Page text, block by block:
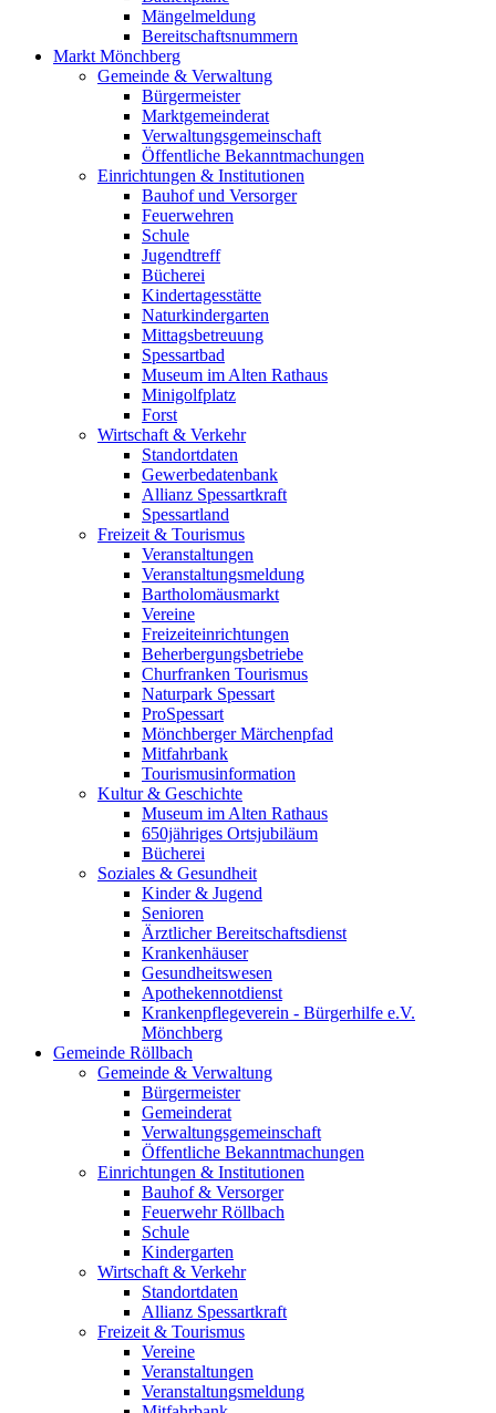
Mängelmeldung
Bereitschaftsnummern
Markt Mönchberg
Gemeinde & Verwaltung
Bürgermeister
Marktgemeinderat
Verwaltungsgemeinschaft
Öffentliche Bekanntmachungen
Einrichtungen & Institutionen
Bauhof und Versorger
Feuerwehren
Schule
Jugendtreff
Bücherei
Kindertagesstätte
Naturkindergarten
Mittagsbetreuung
Spessartbad
Museum im Alten Rathaus
Minigolfplatz
Forst
Wirtschaft & Verkehr
Standortdaten
Gewerbedatenbank
Allianz Spessartkraft
Spessartland
Freizeit & Tourismus
Veranstaltungen
Veranstaltungsmeldung
Bartholomäusmarkt
Vereine
Freizeiteinrichtungen
Beherbergungsbetriebe
Churfranken Tourismus
Naturpark Spessart
ProSpessart
Mönchberger Märchenpfad
Mitfahrbank
Tourismusinformation
Kultur & Geschichte
Museum im Alten Rathaus
650jähriges Ortsjubiläum
Bücherei
Soziales & Gesundheit
Kinder & Jugend
Senioren
Ärztlicher Bereitschaftsdienst
Krankenhäuser
Gesundheitswesen
Apothekennotdienst
Krankenpflegeverein - Bürgerhilfe e.V.
Mönchberg
Gemeinde Röllbach
Gemeinde & Verwaltung
Bürgermeister
Gemeinderat
Verwaltungsgemeinschaft
Öffentliche Bekanntmachungen
Einrichtungen & Institutionen
Bauhof & Versorger
Feuerwehr Röllbach
Schule
Kindergarten
Wirtschaft & Verkehr
Standortdaten
Allianz Spessartkraft
Freizeit & Tourismus
Vereine
Veranstaltungen
Veranstaltungsmeldung